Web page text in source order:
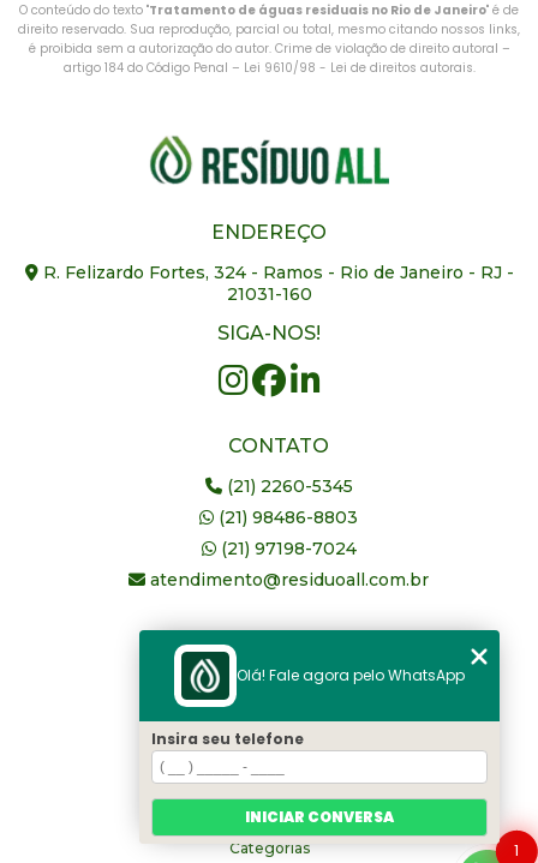
O conteúdo do texto "Tratamento de águas residuais no Rio de Janeiro" é de
direito reservado. Sua reprodução, parcial ou total, mesmo citando nossos links,
é proibida sem a autorização do autor. Crime de violação de direito autoral –
artigo 184 do Código Penal – Lei 9610/98 - Lei de direitos autorais.
ENDEREÇO
R. Felizardo Fortes, 324 - Ramos - Rio de Janeiro - RJ -
21031-160
SIGA-NOS!
CONTATO
(21) 2260-5345
(21) 98486-8803
(21) 97198-7024
atendimento@residuoall.com.br
Quem somos
serviços
Blog
Contato
Categorias
1
Olá! Fale agora pelo WhatsApp
Insira seu telefone
INICIAR CONVERSA